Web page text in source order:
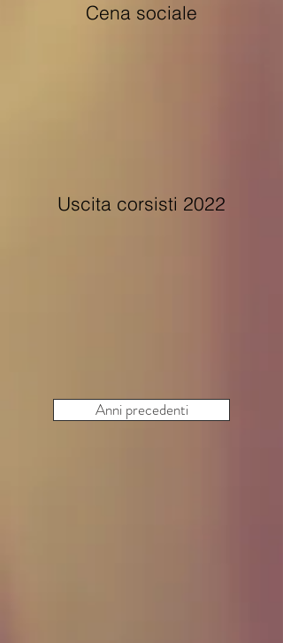
Cena sociale
Uscita corsisti 2022
Anni precedenti